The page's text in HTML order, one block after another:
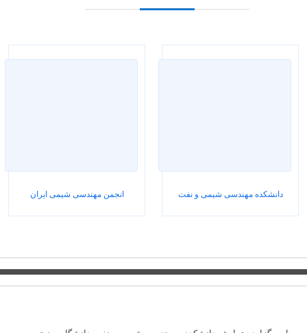
دانشکده مهندسی شیمی و نفت انجمن مهندسی شیمی ایران